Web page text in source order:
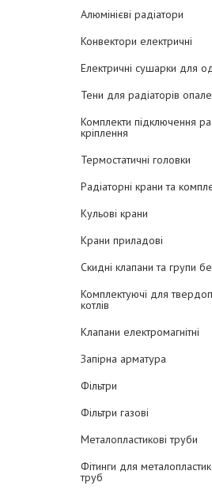
Алюмінієві радіатори
Конвектори електричні
Електричні сушарки для
Тени для радіаторів
Комплекти підключення
кріплення
Термостатичні головки
Радіаторні крани та
Кульові крани
Крани приладові
Скидні клапани та групи
Комплектуючі для
котлів
Клапани електромагнітні
Запірна арматура
Фільтри
Фільтри газові
Металопластикові труби
Фітинги для
труб